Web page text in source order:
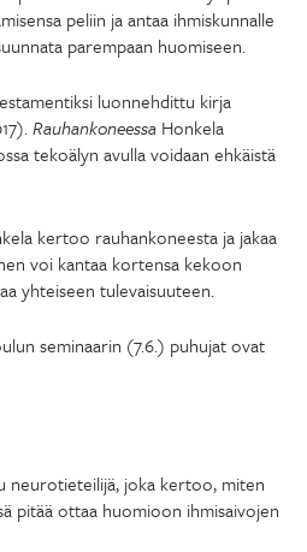
peliin ja antaa ihmiskunnalle
parempaan huomiseen.
luonnehdittu kirja
Rauhankoneessa Honkela
tekoälyn avulla voidaan ehkäistä
kertoo rauhankoneesta ja jakaa
voi kantaa kortensa kekoon
yhteiseen tulevaisuuteen.
seminaarin (7.6.) puhujat ovat
neurotieteilijä, joka kertoo, miten
pitää ottaa huomioon ihmisaivojen